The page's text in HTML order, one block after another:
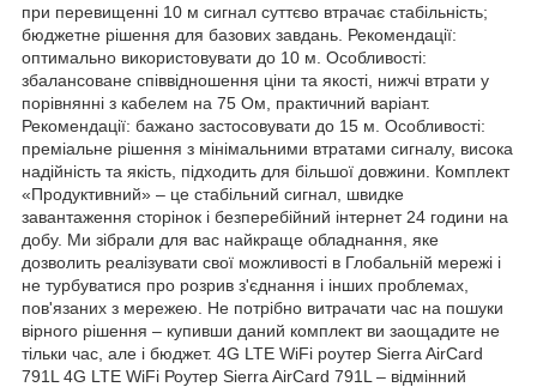
при перевищенні 10 м сигнал суттєво втрачає стабільність;
бюджетне рішення для базових завдань. Рекомендації:
оптимально використовувати до 10 м. Особливості:
збалансоване співвідношення ціни та якості, нижчі втрати у
порівнянні з кабелем на 75 Ом, практичний варіант.
Рекомендації: бажано застосовувати до 15 м. Особливості:
преміальне рішення з мінімальними втратами сигналу, висока
надійність та якість, підходить для більшої довжини. Комплект
«Продуктивний» – це стабільний сигнал, швидке
завантаження сторінок і безперебійний інтернет 24 години на
добу. Ми зібрали для вас найкраще обладнання, яке
дозволить реалізувати свої можливості в Глобальній мережі і
не турбуватися про розрив з'єднання і інших проблемах,
пов'язаних з мережею. Не потрібно витрачати час на пошуки
вірного рішення – купивши даний комплект ви заощадите не
тільки час, але і бюджет. 4G LTE WiFi роутер Sierra AirCard
791L 4G LTE WiFi Роутер Sierra AirCard 791L – відмінний